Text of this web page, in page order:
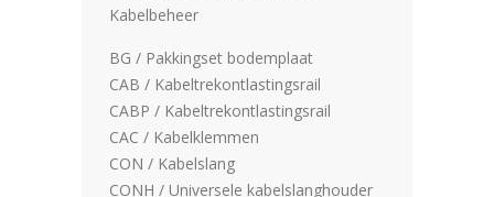
Kabelbeheer
BG / Pakkingset bodemplaat
CAB / Kabeltrekontlastingsrail
CABP / Kabeltrekontlastingsrail
CAC / Kabelklemmen
CON / Kabelslang
CONH / Universele kabelslanghouder